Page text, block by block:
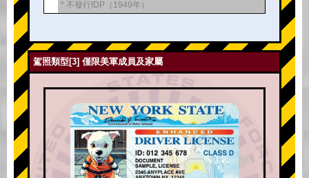
* 不發行IDP（1949年）
駕照類型[3] 僅限美軍成員及家屬